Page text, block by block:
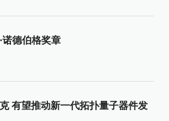
诺德伯格奖章
有望推动新一代拓扑量子器件发